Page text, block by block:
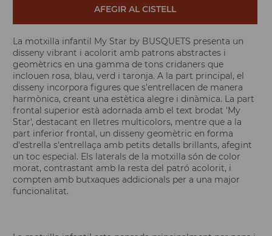
AFEGIR AL CISTELL
La motxilla infantil My Star by BUSQUETS presenta un
disseny vibrant i acolorit amb patrons abstractes i
geomètrics en una gamma de tons cridaners que
inclouen rosa, blau, verd i taronja. A la part principal, el
disseny incorpora figures que s'entrellacen de manera
harmònica, creant una estètica alegre i dinàmica. La part
frontal superior està adornada amb el text brodat 'My
Star', destacant en lletres multicolors, mentre que a la
part inferior frontal, un disseny geomètric en forma
d'estrella s'entrellaça amb petits detalls brillants, afegint
un toc especial. Els laterals de la motxilla són de color
morat, contrastant amb la resta del patró acolorit, i
compten amb butxaques addicionals per a una major
funcionalitat.